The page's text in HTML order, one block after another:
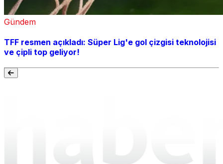
Gündem
TFF resmen açıkladı: Süper Lig'e gol çizgisi teknolojisi
ve çipli top geliyor!